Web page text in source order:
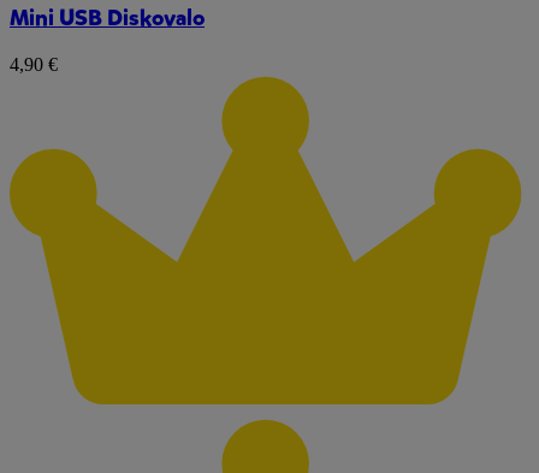
Mini USB Diskovalo
4,90 €